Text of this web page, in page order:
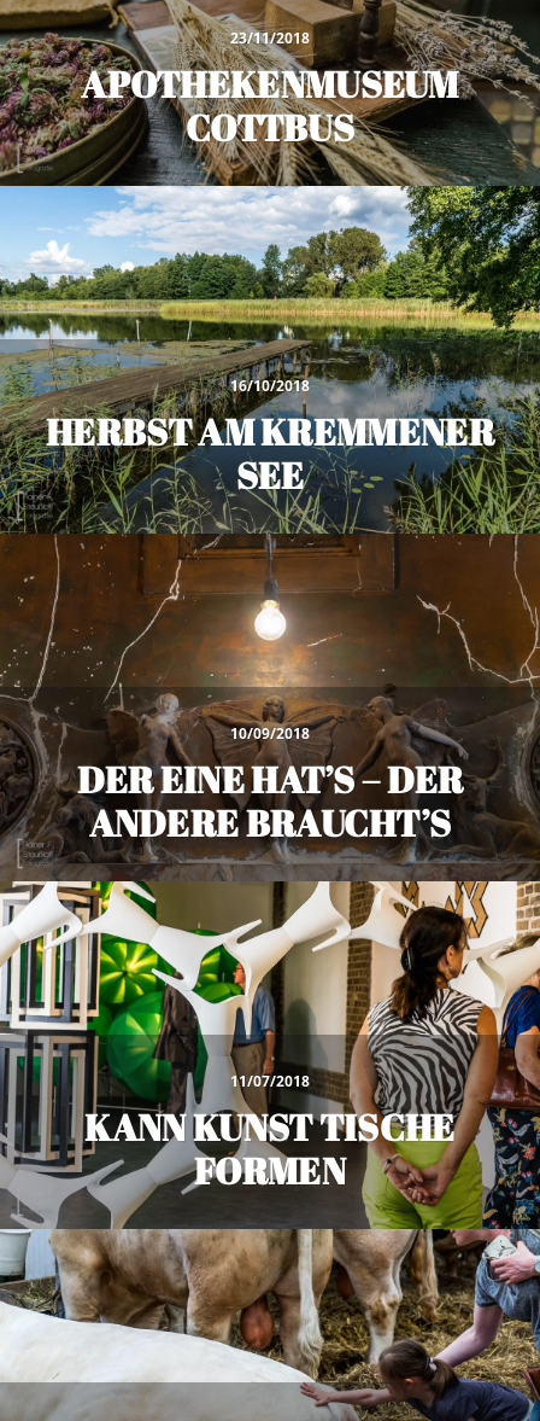
23/11/2018
APOTHEKENMUSEUM
COTTBUS
16/10/2018
HERBST AM KREMMENER
SEE
10/09/2018
DER EINE HAT’S – DER
ANDERE BRAUCHT’S
11/07/2018
KANN KUNST TISCHE
FORMEN